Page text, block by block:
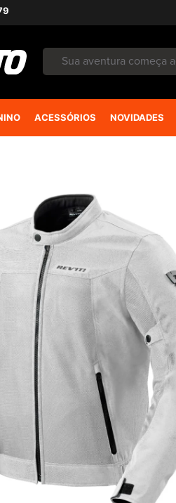
ACESSÓRIOS NOVIDADES